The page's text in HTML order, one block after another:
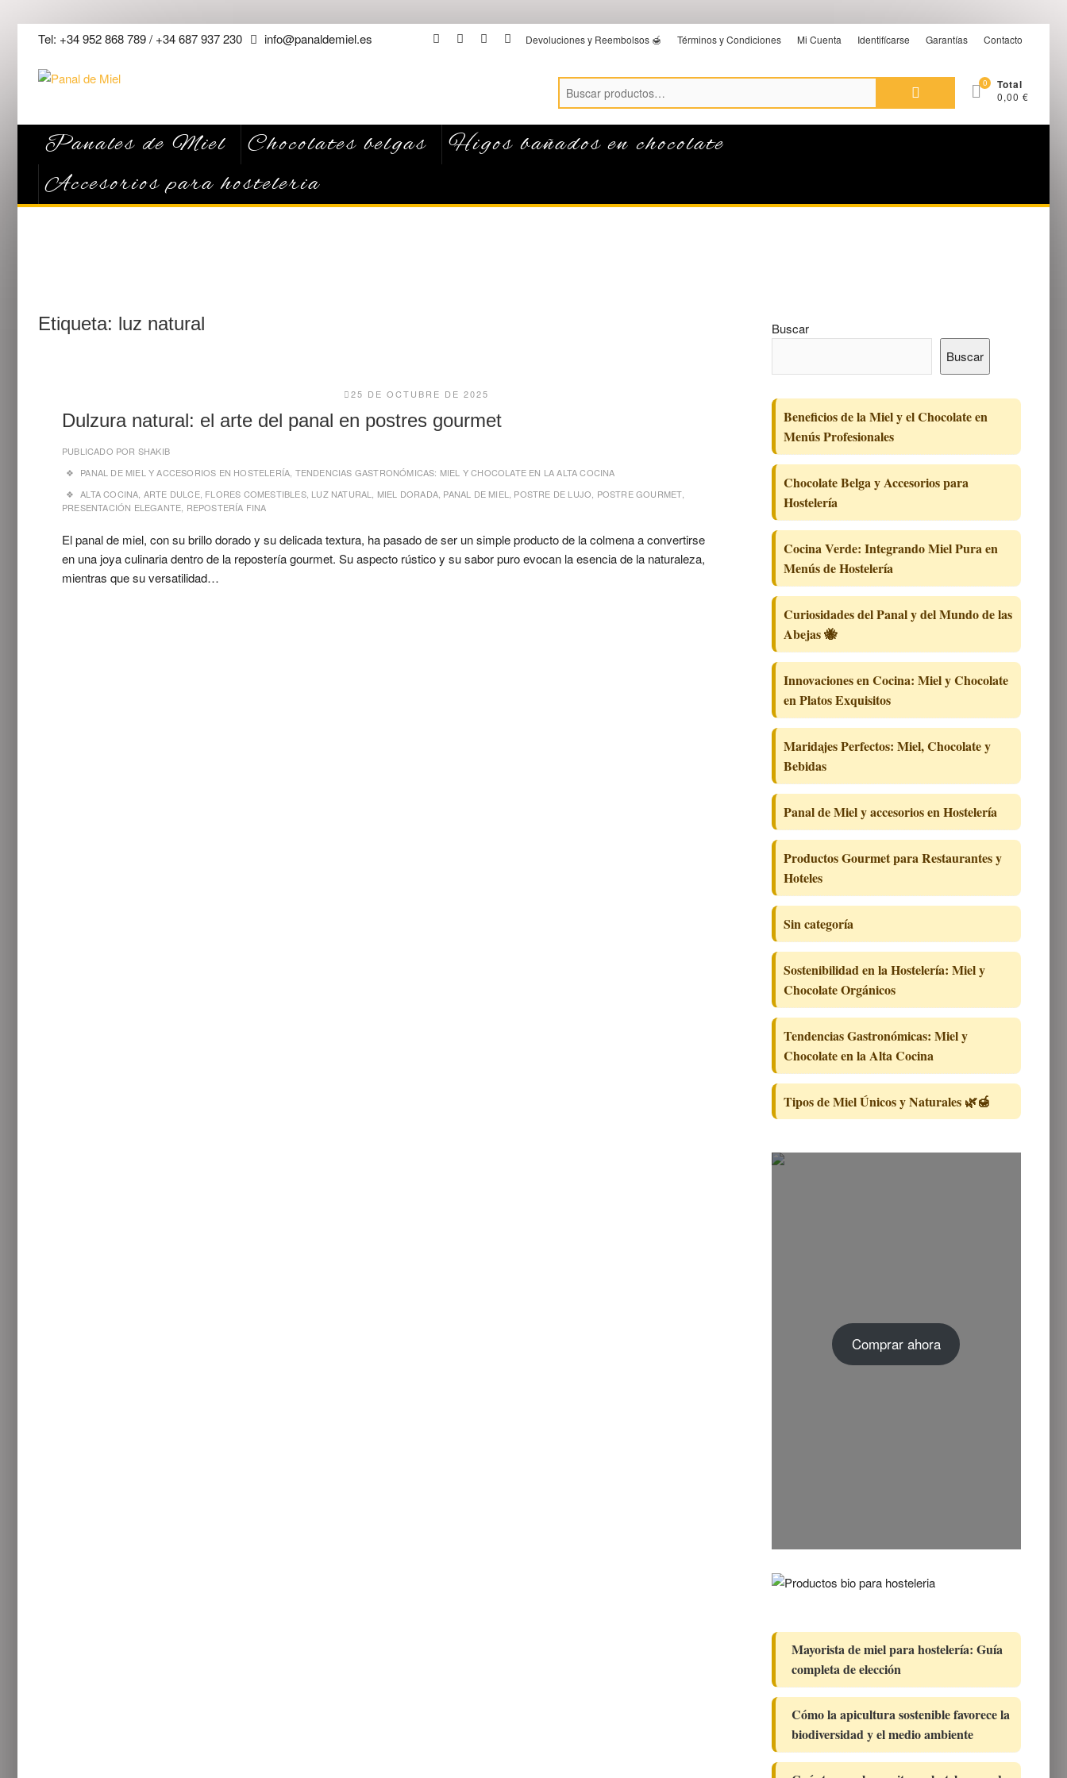
Saltar
contenido
Tel: +34 952 868 789 / +34 687 937 230 info@panaldemiel.es facebook
twitterinstagram
linkedin
Devoluciones y Reembolsos 🍯 Términos y Condiciones Mi Cuenta Identifícarse Garantías Contacto
Buscar
0 Total
0,00 €
Panales de Miel Chocolates belgas
Higos bañados en chocolate
Accesorios para hosteleria
Etiqueta: luz natural
25 DE OCTUBRE DE 2025
Dulzura natural: el arte del panal en postres gourmet
PUBLICADO POR SHAKIB
PANAL DE MIEL Y ACCESORIOS EN HOSTELERÍA TENDENCIAS GASTRONÓMICAS: MIEL Y CHOCOLATE EN LA ALTA COCINA
ALTA COCINA ARTE DULCE, FLORES COMESTIBLES, LUZ NATURAL MIEL DORADA PANAL DE MIEL POSTRE DE LUJO POSTRE GOURMET,
PRESENTACIÓN ELEGANTE REPOSTERÍA FINA
El panal de miel, con su brillo dorado y su delicada textura, ha pasado de ser un simple producto de la colmena a convertirse
en una joya culinaria dentro de la repostería gourmet. Su aspecto rústico y su sabor puro evocan la esencia de la naturaleza,
mientras que su versatilidad…
Buscar
Buscar
Beneficios de la Miel y el Chocolate en
Menús Profesionales
Chocolate Belga y Accesorios para
Hostelería
Cocina Verde: Integrando Miel Pura en
Menús de Hostelería
Curiosidades del Panal y del Mundo de las
Abejas 🐝
Innovaciones en Cocina: Miel y Chocolate
en Platos Exquisitos
Maridajes Perfectos: Miel, Chocolate y
Bebidas
Panal de Miel y accesorios en Hostelería
Productos Gourmet para Restaurantes y
Hoteles
Sin categoría
Sostenibilidad en la Hostelería: Miel y
Chocolate Orgánicos
Tendencias Gastronómicas: Miel y
Chocolate en la Alta Cocina
Tipos de Miel Únicos y Naturales 🌿🍯
Comprar ahora
Mayorista de miel para hostelería: Guía
completa de elección
Cómo la apicultura sostenible favorece la
biodiversidad y el medio ambiente